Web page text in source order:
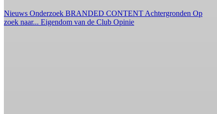
Nieuws Onderzoek BRANDED CONTENT Achtergronden Op
zoek naar... Eigendom van de Club Opinie